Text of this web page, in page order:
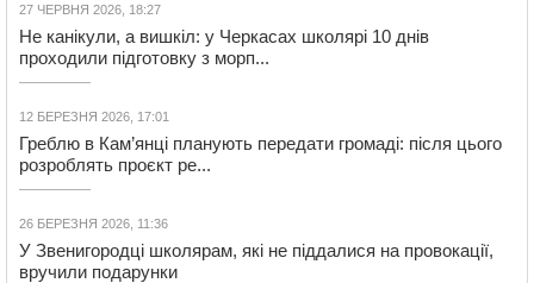
27 ЧЕРВНЯ 2026, 18:27
Не канікули, а вишкіл: у Черкасах школярі 10 днів
проходили підготовку з морп...
12 БЕРЕЗНЯ 2026, 17:01
Греблю в Кам’янці планують передати громаді: після цього
розроблять проєкт ре...
26 БЕРЕЗНЯ 2026, 11:36
У Звенигородці школярам, які не піддалися на провокації,
вручили подарунки